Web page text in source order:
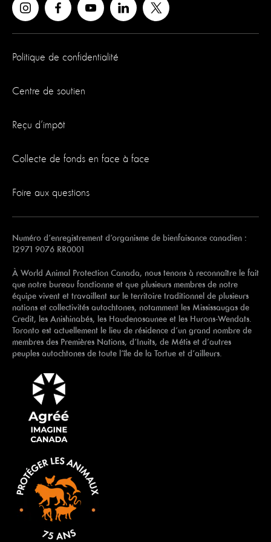
Politique de confidentialité
Centre de soutien
Reçu d’impôt
Collecte de fonds en face à face
Foire aux questions
Numéro d’enregistrement d’organisme de bienfaisance canadien :
12971 9076 RR0001
À World Animal Protection Canada, nous tenons à reconnaître le fait
que notre bureau fonctionne et que plusieurs membres de notre
équipe vivent et travaillent sur le territoire traditionnel de plusieurs
nations et collectivités autochtones, notamment les Mississaugas de
Credit, les Anishinabés, les Haudenosaunee et les Hurons-Wendats.
Toronto est actuellement le lieu de résidence d’un grand nombre de
membres des Premières Nations, d’Inuits, de Métis et d’autres
peuples autochtones de toute l’île de la Tortue et d’ailleurs.